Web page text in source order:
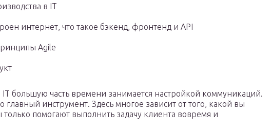
в IT
интернет, что такое бэкенд, фронтенд и API
Agile
большую часть времени занимается настройкой коммуникаций.
главный инструмент. Здесь многое зависит от того, какой вы
помогают выполнить задачу клиента вовремя и